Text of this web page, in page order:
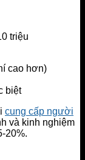
triệu
cao hơn)
biệt
cung cấp người
và kinh nghiệm
20%.